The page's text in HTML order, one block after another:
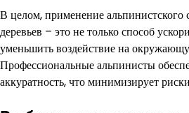
В целом, применение альпинистского
деревьев – это не только способ
уменьшить воздействие на
Профессиональные альпинисты
аккуратность, что минимизирует